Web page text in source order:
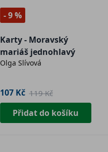
- 9 %
Karty - Moravský
mariáš jednohlavý
Olga Slívová
107 Kč 119 Kč
Přidat do košíku